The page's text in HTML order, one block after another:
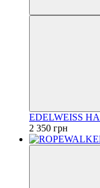
EDELWEISS
2 350 грн